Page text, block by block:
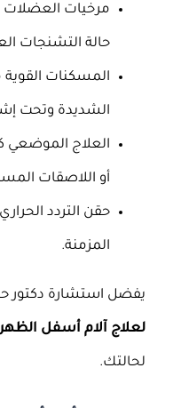
مرخيات العضلات
حالة التشنجات
المسكنات القوية
الشديدة وتحت
العلاج الموضعي
أو اللاصقات
حقن التردد
المزمنة.
يفضل استشارة دكتور
لعلاج آلام أسفل
لحالتك.